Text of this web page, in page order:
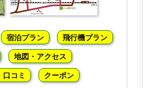
宿泊プラン 飛行機プラン
地図・アクセス
口コミ クーポン